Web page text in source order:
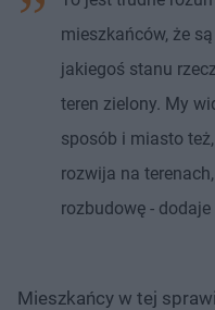
mieszkańców, że
jakiegoś stanu
teren zielony. My
sposób i miasto
rozwija na
rozbudowę -
Mieszkańcy w tej